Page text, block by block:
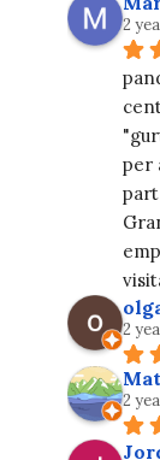
2
per
part
2
2